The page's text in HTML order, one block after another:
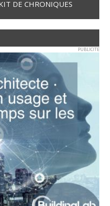
DE CHRONIQUES
PUBLICITE